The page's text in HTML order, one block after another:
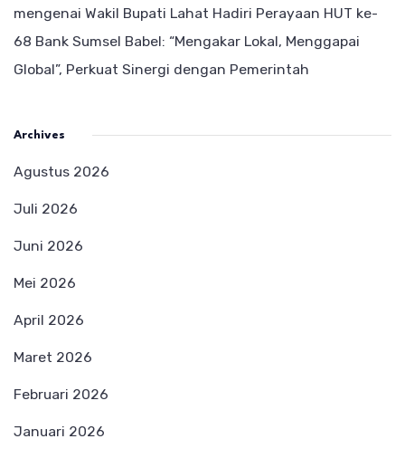
mengenai Wakil Bupati Lahat Hadiri Perayaan HUT ke-
68 Bank Sumsel Babel: “Mengakar Lokal, Menggapai
Global”, Perkuat Sinergi dengan Pemerintah
Archives
Agustus 2026
Juli 2026
Juni 2026
Mei 2026
April 2026
Maret 2026
Februari 2026
Januari 2026